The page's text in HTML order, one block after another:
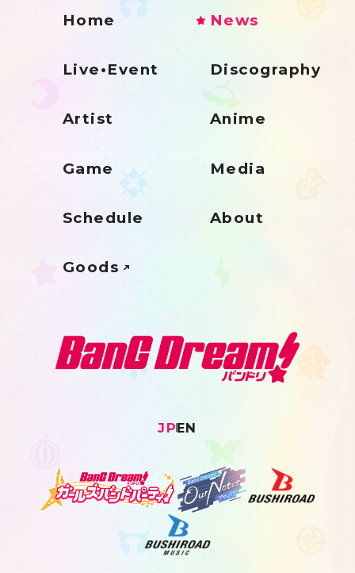
Home News
Live•Event Discography
Artist Anime
Game Media
Schedule About
Goods
JPEN